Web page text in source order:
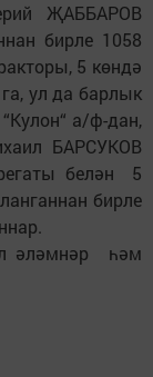
ҖАББАРОВ
бирле 1058
5 көндә
ул да барлык
а/ф-дан,
БАРСУКОВ
белән 5
бирле
әләмнәр һәм